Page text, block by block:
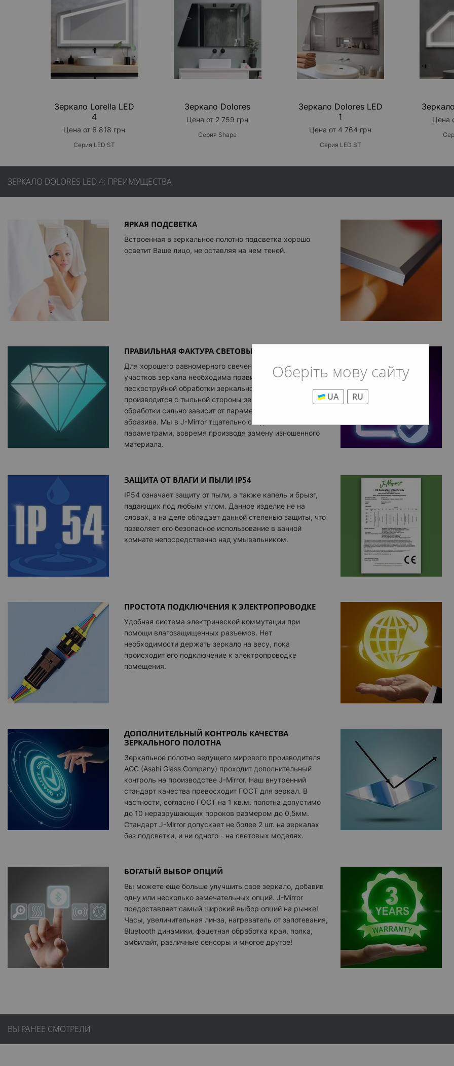
Оберіть мову сайту
UA RU
ЧАСЫ
Часы
Часы
Часы
Фацет
Фацет
ЦВЕТ
СМАРТ
Смарт
Смарт
ДРУГИЕ
Зеркало Lorella LED
4
Цена от 6 818 грн
Серия LED ST
Зеркало Dolores
Цена от 2 759 грн
Серия Shape
Зеркало Dolores LED
1
Цена от 4 764 грн
Серия LED ST
Цена
ЗЕРКАЛО DOLORES LED 4: ПРЕИМУЩЕСТВА
ЯРКАЯ ПОДСВЕТКА
Встроенная в зеркальное полотно подсветка хорошо
осветит Ваше лицо, не оставляя на нем теней.
ПРАВИЛЬНАЯ ФАКТУРА СВЕТОВЫХ ЗОН
Для хорошего равномерного свечения световых
участков зеркала необходима правильная фактура
пескоструйной обработки зеркального полотна, которая
производится с тыльной стороны зеркала. Качество
обработки сильно зависит от параметров используемого
абразива. Мы в J-Mirror тщательно следим за этими
параметрами, вовремя производя замену изношенного
материала.
ЗАЩИТА ОТ ВЛАГИ И ПЫЛИ IP54
IP54 означает защиту от пыли, а также капель и брызг,
падающих под любым углом. Данное изделие не на
словах, а на деле обладает данной степенью защиты, что
позволяет его безопасное использование в ванной
комнате непосредственно над умывальником.
ПРОСТОТА ПОДКЛЮЧЕНИЯ К ЭЛЕКТРОПРОВОДКЕ
Удобная система электрической коммутации при
помощи влагозащищенных разъемов. Нет
необходимости держать зеркало на весу, пока
происходит его подключение к электропроводке
помещения.
ДОПОЛНИТЕЛЬНЫЙ КОНТРОЛЬ КАЧЕСТВА
ЗЕРКАЛЬНОГО ПОЛОТНА
Зеркальное полотно ведущего мирового производителя
AGC (Asahi Glass Company) проходит дополнительный
контроль на производстве J-Mirror. Наш внутренний
стандарт качества превосходит ГОСТ для зеркал. В
частности, согласно ГОСТ на 1 кв.м. полотна допустимо
до 10 неразрушающих пороков размером до 0,5мм.
Стандарт J-Mirror допускает не более 2 шт. на зеркалах
без подсветки, и ни одного - на световых моделях.
БОГАТЫЙ ВЫБОР ОПЦИЙ
Вы можете еще больше улучшить свое зеркало, добавив
одну или несколько замечательных опций. J-Mirror
предоставляет самый широкий выбор опций на рынке!
Часы, увеличительная линза, нагреватель от запотевания,
Bluetooth динамики, фацетная обработка края, полка,
амбилайт, различные сенсоры и многое другое!
ВЫ РАНЕЕ СМОТРЕЛИ